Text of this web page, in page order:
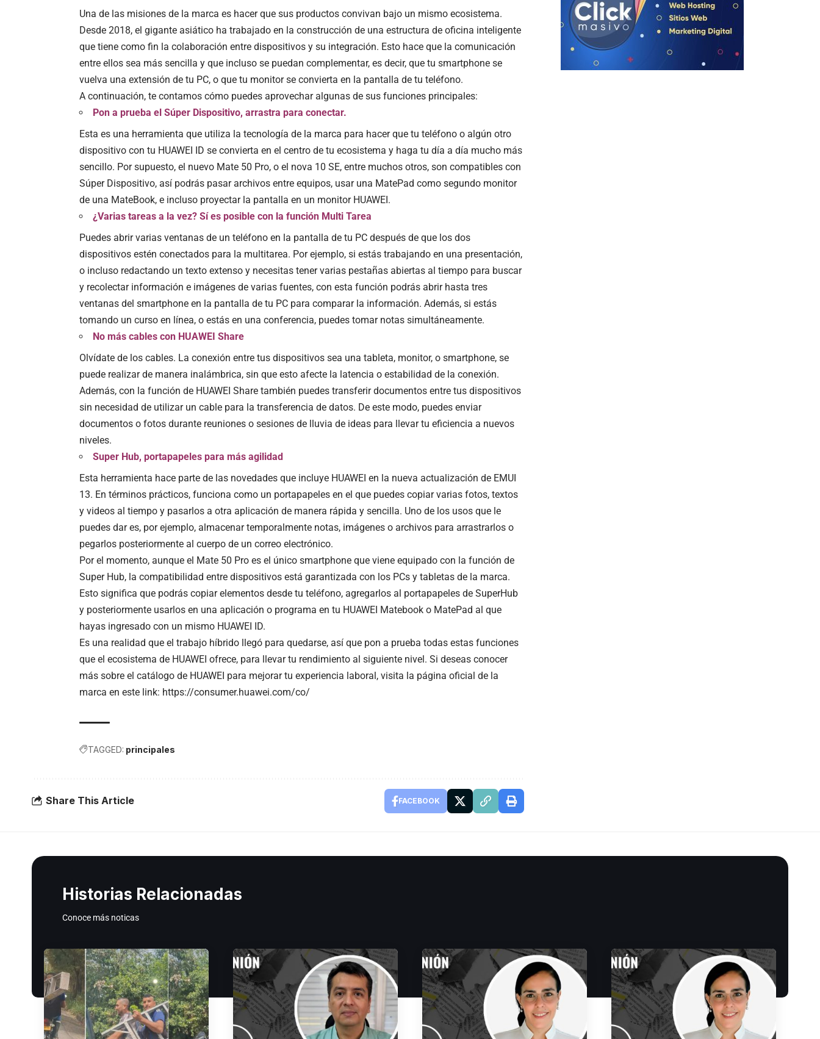
Una de las misiones de la marca es hacer que sus productos convivan bajo un mismo ecosistema.
Desde 2018, el gigante asiático ha trabajado en la construcción de una estructura de oficina inteligente
que tiene como fin la colaboración entre dispositivos y su integración. Esto hace que la comunicación
entre ellos sea más sencilla y que incluso se puedan complementar, es decir, que tu smartphone se
vuelva una extensión de tu PC, o que tu monitor se convierta en la pantalla de tu teléfono.
A continuación, te contamos cómo puedes aprovechar algunas de sus funciones principales:
Pon a prueba el Súper Dispositivo, arrastra para conectar.
Esta es una herramienta que utiliza la tecnología de la marca para hacer que tu teléfono o algún otro
dispositivo con tu HUAWEI ID se convierta en el centro de tu ecosistema y haga tu día a día mucho más
sencillo. Por supuesto, el nuevo Mate 50 Pro, o el nova 10 SE, entre muchos otros, son compatibles con
Súper Dispositivo, así podrás pasar archivos entre equipos, usar una MatePad como segundo monitor
de una MateBook, e incluso proyectar la pantalla en un monitor HUAWEI.
¿Varias tareas a la vez? Sí es posible con la función Multi Tarea
Puedes abrir varias ventanas de un teléfono en la pantalla de tu PC después de que los dos
dispositivos estén conectados para la multitarea. Por ejemplo, si estás trabajando en una presentación,
o incluso redactando un texto extenso y necesitas tener varias pestañas abiertas al tiempo para buscar
y recolectar información e imágenes de varias fuentes, con esta función podrás abrir hasta tres
ventanas del smartphone en la pantalla de tu PC para comparar la información. Además, si estás
tomando un curso en línea, o estás en una conferencia, puedes tomar notas simultáneamente.
No más cables con HUAWEI Share
Olvídate de los cables. La conexión entre tus dispositivos sea una tableta, monitor, o smartphone, se
puede realizar de manera inalámbrica, sin que esto afecte la latencia o estabilidad de la conexión.
Además, con la función de HUAWEI Share también puedes transferir documentos entre tus dispositivos
sin necesidad de utilizar un cable para la transferencia de datos. De este modo, puedes enviar
documentos o fotos durante reuniones o sesiones de lluvia de ideas para llevar tu eficiencia a nuevos
niveles.
Super Hub, portapapeles para más agilidad
Esta herramienta hace parte de las novedades que incluye HUAWEI en la nueva actualización de EMUI
13. En términos prácticos, funciona como un portapapeles en el que puedes copiar varias fotos, textos
y videos al tiempo y pasarlos a otra aplicación de manera rápida y sencilla. Uno de los usos que le
puedes dar es, por ejemplo, almacenar temporalmente notas, imágenes o archivos para arrastrarlos o
pegarlos posteriormente al cuerpo de un correo electrónico.
Por el momento, aunque el Mate 50 Pro es el único smartphone que viene equipado con la función de
Super Hub, la compatibilidad entre dispositivos está garantizada con los PCs y tabletas de la marca.
Esto significa que podrás copiar elementos desde tu teléfono, agregarlos al portapapeles de SuperHub
y posteriormente usarlos en una aplicación o programa en tu HUAWEI Matebook o MatePad al que
hayas ingresado con un mismo HUAWEI ID.
Es una realidad que el trabajo híbrido llegó para quedarse, así que pon a prueba todas estas funciones
que el ecosistema de HUAWEI ofrece, para llevar tu rendimiento al siguiente nivel. Si deseas conocer
más sobre el catálogo de HUAWEI para mejorar tu experiencia laboral, visita la página oficial de la
marca en este link: https://consumer.huawei.com/co/
TAGGED: principales
Share This Article FACEBOOK
Historias Relacionadas
Conoce más noticas